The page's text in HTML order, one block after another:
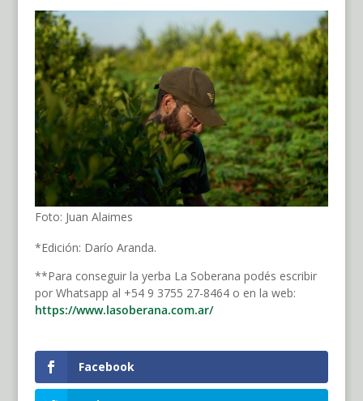
Foto: Juan Alaimes
*Edición: Darío Aranda.
**Para conseguir la yerba La Soberana podés escribir
por Whatsapp al +54 9 3755 27-8464 o en la web:
https://www.lasoberana.com.ar/
Facebook